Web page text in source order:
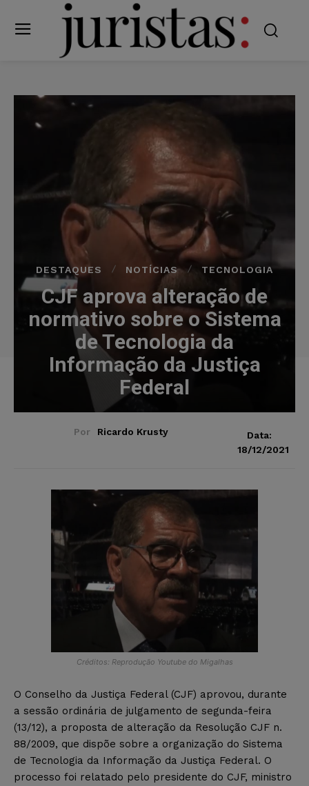
DESTAQUES NOTÍCIAS TECNOLOGIA
CJF aprova alteração de
normativo sobre o Sistema
de Tecnologia da
Informação da Justiça
Federal
Por Ricardo Krusty
Data:
18/12/2021
Créditos: Reprodução Youtube do Migalhas
O Conselho da Justiça Federal (CJF) aprovou, durante
a sessão ordinária de julgamento de segunda-feira
(13/12), a proposta de alteração da Resolução CJF n.
88/2009, que dispõe sobre a organização do Sistema
de Tecnologia da Informação da Justiça Federal. O
processo foi relatado pelo presidente do CJF, ministro